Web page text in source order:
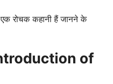
रोचक कहानी हैं जानने के
of